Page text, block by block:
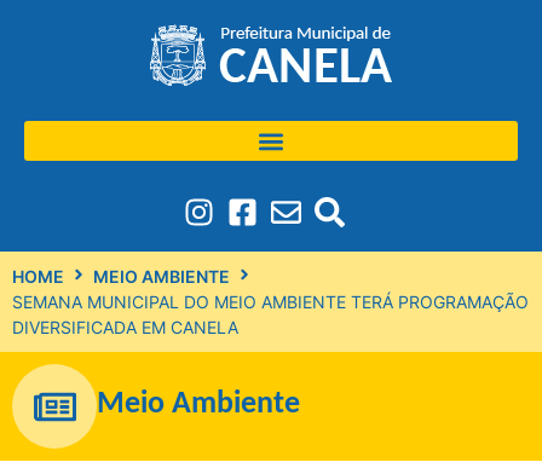
HOME
MEIO AMBIENTE
SEMANA MUNICIPAL DO MEIO AMBIENTE TERÁ PROGRAMAÇÃO
DIVERSIFICADA EM CANELA
Meio Ambiente